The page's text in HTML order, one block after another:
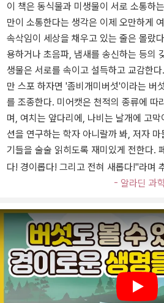
이 책은 동식물과 미생물이 서로 소통하
만이 소통한다는 생각은 이제 오만하게
속삭임이 세상을 채우고 있는 줄은 몰랐
용하거나 초음파, 냄새를 송신하는 등의
생물은 서로를 속이고 설득하고 교감한
만 스포 하자면 '좀비개미버섯'이라는 버
를 조종한다. 미어캣은 천적의 종류에 따
며, 여치는 앞다리에, 나비는 날개에 고막
션을 연구하는 학자 아니랄까 봐, 저자
기들을 술술 읽히도록 재미있게 전한다.
다! 경이롭다! 그리고 전혀 새롭다!"라며
- 알라딘 과
Play